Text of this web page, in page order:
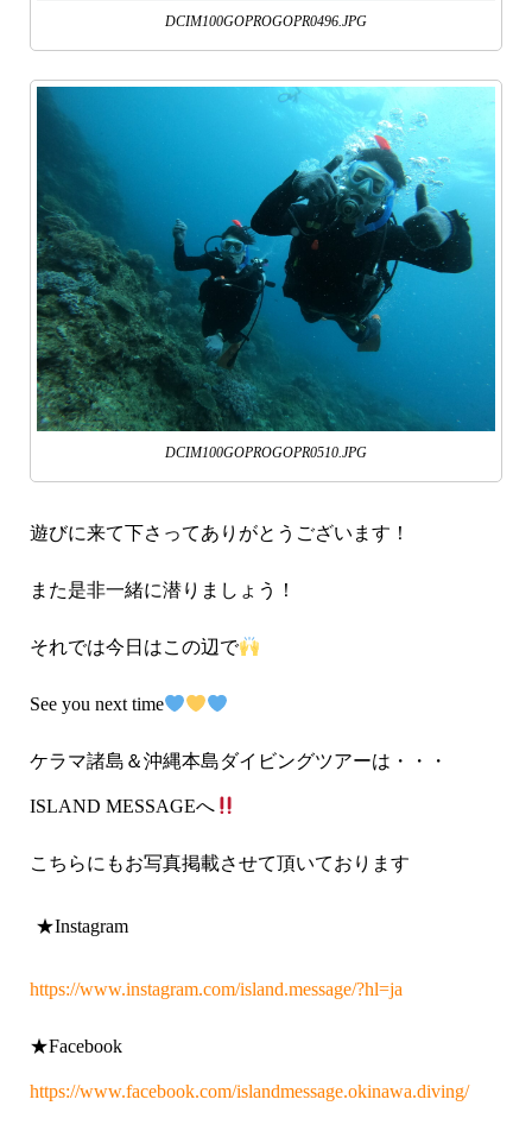
DCIM100GOPROGOPR0496.JPG
DCIM100GOPROGOPR0510.JPG
遊びに来て下さってありがとうございます！
また是非一緒に潜りましょう！
それでは今日はこの辺で
See you next time
ケラマ諸島＆沖縄本島ダイビングツアーは・・・
ISLAND MESSAGEへ
こちらにもお写真掲載させて頂いております
★Instagram
https://www.instagram.com/island.message/?hl=ja
★Facebook
https://www.facebook.com/islandmessage.okinawa.diving/